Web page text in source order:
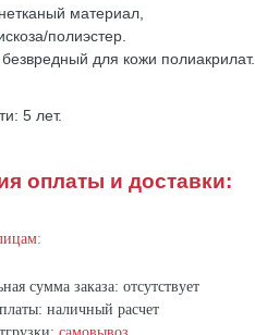
материал,
полиэстер.
безвредный для кожи полиакрилат.
5 лет.
оплаты и доставки:
сумма заказа: отсутствует
наличный расчет